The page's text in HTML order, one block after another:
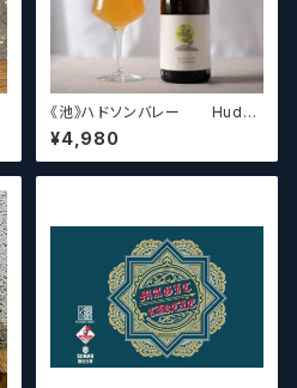
《池》ハドソンバレー Hudso
n Valley Blossom
¥4,980